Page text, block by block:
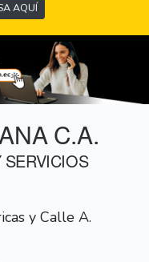
AQUÍ
C.A.
y Calle A.